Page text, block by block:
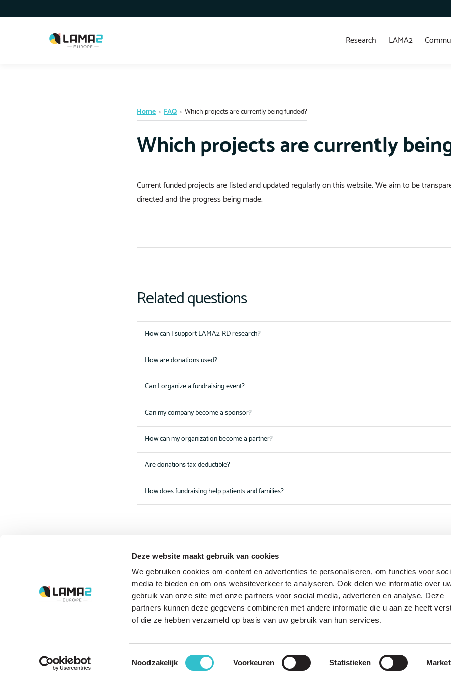
Deze website maakt gebruik van cookies
We gebruiken cookies om content en advertenties te personaliseren, om functies voor
media te bieden en om ons websiteverkeer te analyseren. Ook delen we informatie over
gebruik van onze site met onze partners voor social media, adverteren en analyse. Deze
partners kunnen deze gegevens combineren met andere informatie die u aan ze heeft
of die ze hebben verzameld op basis van uw gebruik van hun services.
Toestemmingsselectie
Noodzakelijk Voorkeuren Statistieken
Research LAMA2
Home › FAQ › Which projects are currently being funded?
Which projects are currently
Current funded projects are listed and updated regularly on this website. We aim to be
directed and the progress being made.
Related questions
How can I support LAMA2-RD research?
How are donations used?
Can I organize a fundraising event?
Can my company become a sponsor?
How can my organization become a partner?
Are donations tax-deductible?
How does fundraising help patients and families?
The driving forces
behind Lama2.com
Bekijk alle partners
© LAMA2 2026 RSIN: 857093502 IBAN: NL56RABO0315790792